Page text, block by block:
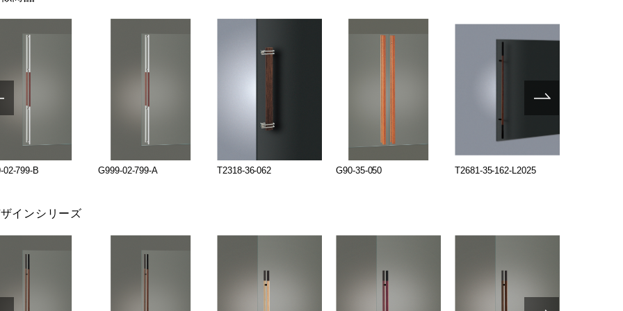
02-799-B G999-02-799-A T2318-36-062 G90-35-050 T2681-35-162-L2025
インシリーズ